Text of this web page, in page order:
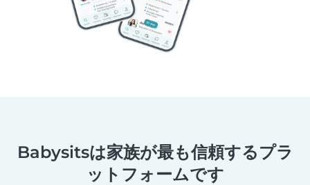
Babysitsは家族が最も信頼するプラ
ットフォームです